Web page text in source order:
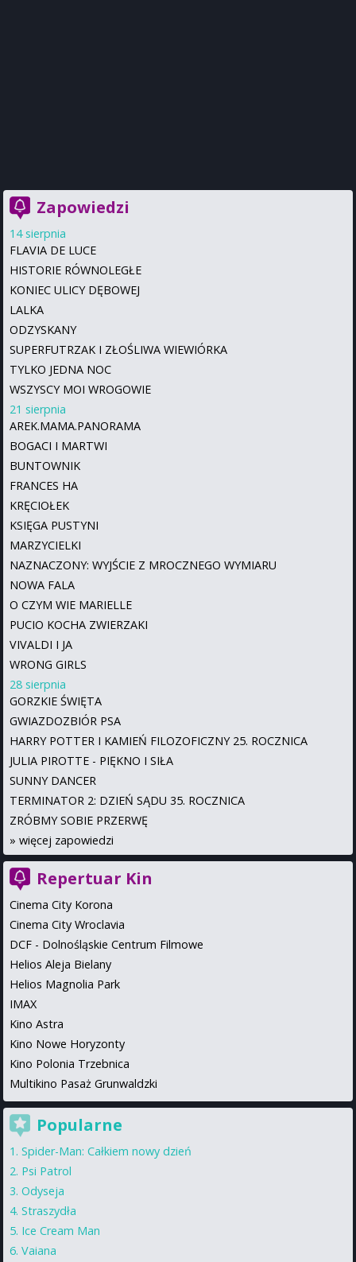
Zapowiedzi
14 sierpnia
FLAVIA DE LUCE
HISTORIE RÓWNOLEGŁE
KONIEC ULICY DĘBOWEJ
LALKA
ODZYSKANY
SUPERFUTRZAK I ZŁOŚLIWA WIEWIÓRKA
TYLKO JEDNA NOC
WSZYSCY MOI WROGOWIE
21 sierpnia
AREK.MAMA.PANORAMA
BOGACI I MARTWI
BUNTOWNIK
FRANCES HA
KRĘCIOŁEK
KSIĘGA PUSTYNI
MARZYCIELKI
NAZNACZONY: WYJŚCIE Z MROCZNEGO WYMIARU
NOWA FALA
O CZYM WIE MARIELLE
PUCIO KOCHA ZWIERZAKI
VIVALDI I JA
WRONG GIRLS
28 sierpnia
GORZKIE ŚWIĘTA
GWIAZDOZBIÓR PSA
HARRY POTTER I KAMIEŃ FILOZOFICZNY 25. ROCZNICA
JULIA PIROTTE - PIĘKNO I SIŁA
SUNNY DANCER
TERMINATOR 2: DZIEŃ SĄDU 35. ROCZNICA
ZRÓBMY SOBIE PRZERWĘ
» więcej zapowiedzi
Repertuar Kin
Cinema City Korona
Cinema City Wroclavia
DCF - Dolnośląskie Centrum Filmowe
Helios Aleja Bielany
Helios Magnolia Park
IMAX
Kino Astra
Kino Nowe Horyzonty
Kino Polonia Trzebnica
Multikino Pasaż Grunwaldzki
Popularne
Spider-Man: Całkiem nowy dzień
Psi Patrol
Odyseja
Straszydła
Ice Cream Man
Vaiana